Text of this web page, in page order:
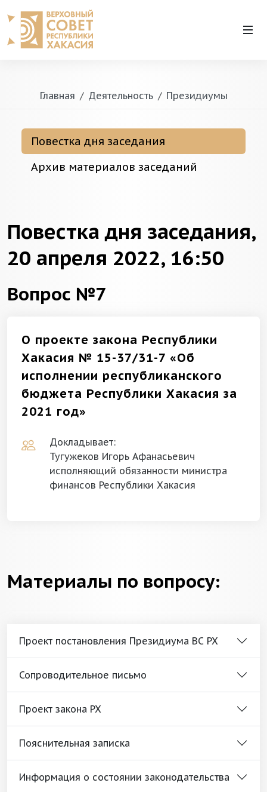
Главная Деятельность Президиумы
Повестка дня заседания
Архив материалов заседаний
Повестка дня заседания,
20 апреля 2022, 16:50
Вопрос №7
О проекте закона Республики
Хакасия № 15-37/31-7 «Об
исполнении республиканского
бюджета Республики Хакасия за
2021 год»
Докладывает:
Тугужеков Игорь Афанасьевич
исполняющий обязанности министра
финансов Республики Хакасия
Материалы по вопросу:
Проект постановления Президиума ВС РХ
Сопроводительное письмо
Проект закона РХ
Пояснительная записка
Информация о состоянии законодательства